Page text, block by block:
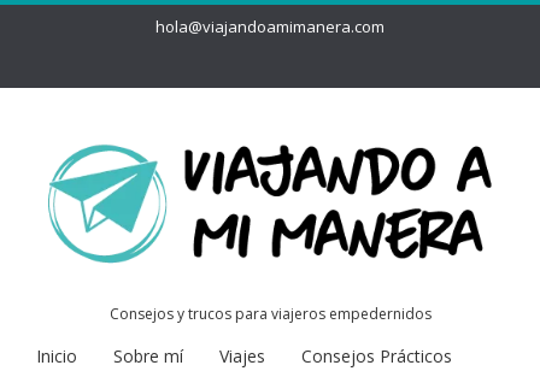
hola@viajandoamimanera.com
Consejos y trucos para viajeros empedernidos
Inicio Sobre mí Viajes
Consejos Prácticos